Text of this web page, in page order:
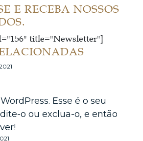
E RECEBA NOSSOS
title="Newsletter"]
Esse é o seu
o ou exclua-o, e então